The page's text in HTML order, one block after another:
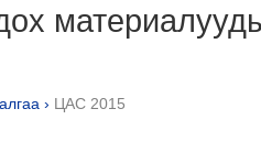
› ЦАС 2015